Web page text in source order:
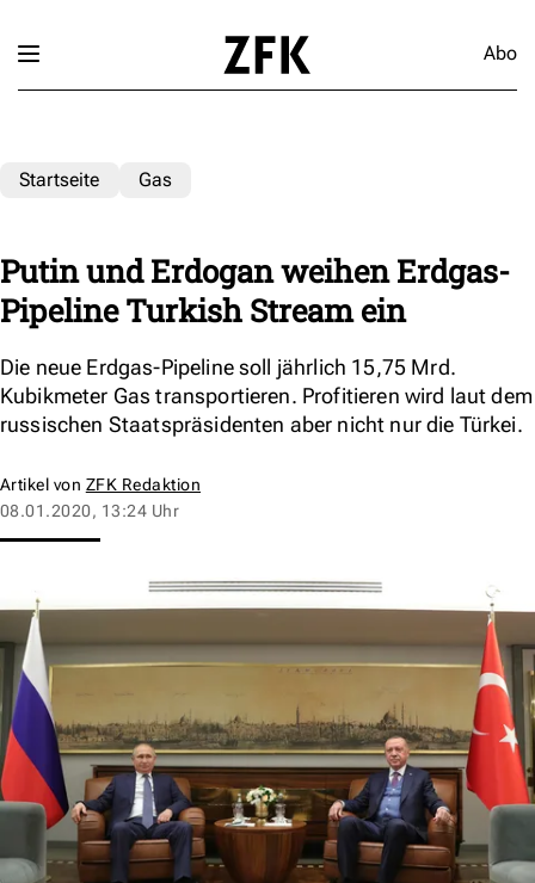
Abo
Startseite Gas
Putin und Erdogan weihen Erdgas-
Pipeline Turkish Stream ein
Die neue Erdgas-Pipeline soll jährlich 15,75 Mrd.
Kubikmeter Gas transportieren. Profitieren wird laut dem
russischen Staatspräsidenten aber nicht nur die Türkei.
Artikel von ZFK Redaktion
08.01.2020, 13:24 Uhr